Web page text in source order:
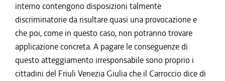
interno contengono disposizioni talmente
discriminatorie da risultare quasi una provocazione e
che poi, come in questo caso, non potranno trovare
applicazione concreta. A pagare le conseguenze di
questo atteggiamento irresponsabile sono proprio i
cittadini del Friuli Venezia Giulia che il Carroccio dice di